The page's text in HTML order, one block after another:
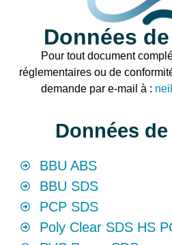
Données
Pour tout document
réglementaires ou de
demande par e-mail à :
Données
BBU ABS
BBU SDS
PCP SDS
Poly Clear SDS HS